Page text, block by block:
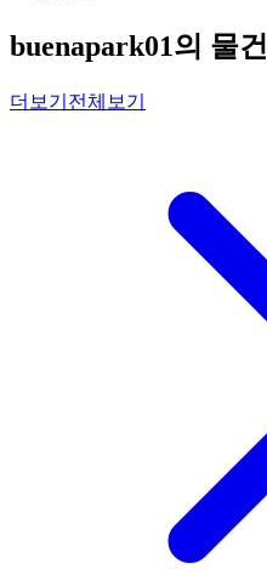
buenapark01의 물건
더보기 전체보기